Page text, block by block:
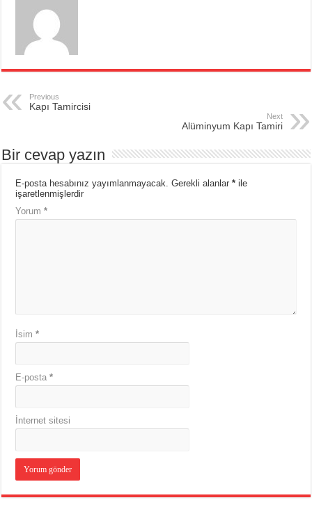
Previous
Kapı Tamircisi
Next
Alüminyum Kapı Tamiri
Bir cevap yazın
E-posta hesabınız yayımlanmayacak. Gerekli alanlar* ile
işaretlenmişlerdir
Yorum*
İsim*
E-posta*
İnternet sitesi